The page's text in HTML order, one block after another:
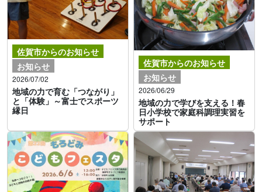
佐賀市からのお知らせ
お知らせ
2026/07/02
地域の力で育む「つながり」
と「体験」～富士でスポーツ
縁日
佐賀市からのお知らせ
お知らせ
2026/06/29
地域の力で学びを支える！春
日小学校で家庭科調理実習を
サポート